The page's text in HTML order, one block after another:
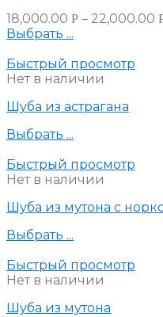
18,000.00 Р – 22,000.00
Выбрать ...
Быстрый просмотр
Нет в наличии
Шуба из астрагана
Выбрать ...
Быстрый просмотр
Нет в наличии
Шуба из мутона с
Выбрать ...
Быстрый просмотр
Нет в наличии
Шуба из мутона